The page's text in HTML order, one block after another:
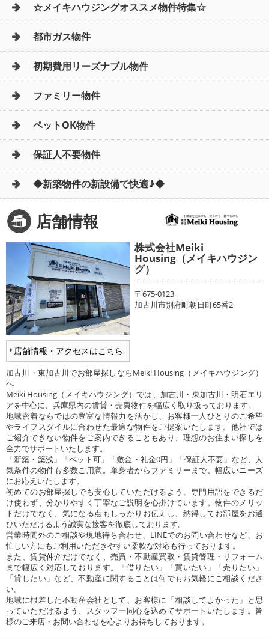
☆メイキハウジングオススメ物件特集☆
都市ガス物件
初期費用リーズナブル物件
ファミリー物件
ペットOK物件
保証人不要物件
◆新築物件の新設備で快適♪◆
店舗情報
店舗情報・アクセスはこちら
株式会社Meiki
Housing（メイキハウジン
グ）
〒675-0123
加古川市別府町朝日町65番2
加古川・東加古川でお部屋探しならMeiki Housing（メイキハウジング）
へ
Meiki Housing（メイキハウジング）では、加古川・東加古川・明石エリ
アを中心に、兵庫県内の賃貸・売買物件を幅広く取り扱っております。
地域密着ならではの豊富な情報力を活かし、お客様一人ひとりのご希望
やライフスタイルに合わせた最適な物件をご提案いたします。他社では
ご紹介できない物件をご案内できることもあり、理想のお住まい探しを
全力でサポートいたします。
「新築・築浅」「ペット可」「敷金・礼金0円」「保証人不要」など、人
気条件の物件も多数ご用意。単身者からファミリーまで、幅広いニーズ
にお応えいたします。
初めてのお部屋探しでも安心していただけるよう、専門用語をできるだ
け使わず、分かりやすく丁寧なご説明を心掛けています。物件のメリッ
トだけでなく、気になる点もしっかりお伝えし、納得してお部屋をお選
びいただけるよう誠実な接客を徹底しております。
営業時間外のご相談や現地待ち合わせ、LINEでのお問い合わせなど、お
忙しい方にもご利用いただきやすい柔軟な対応も行っております。
また、賃貸仲介だけでなく、売買・不動産買取・賃貸管理・リフォーム
まで幅広く対応しております。「借りたい」「買いたい」「売りたい」
「貸したい」など、不動産に関することは何でもお気軽にご相談くださ
い。
地域に根差した不動産会社として、お客様に「相談してよかった」と思
っていただけるよう、スタッフ一同心を込めてサポートいたします。皆
様のご来店・お問い合わせを心よりお待ちしております。